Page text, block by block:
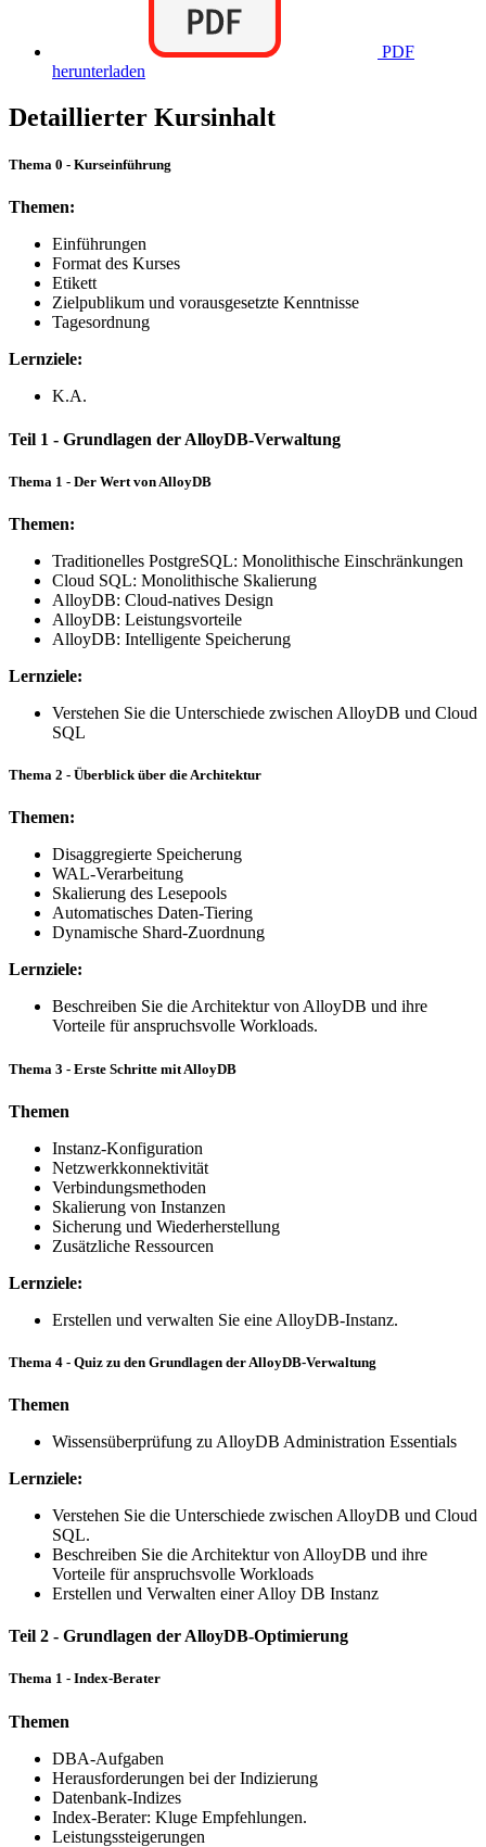
PDF
herunterladen
Detaillierter Kursinhalt
Thema 0 - Kurseinführung
Themen:
Einführungen
Format des Kurses
Etikett
Zielpublikum und vorausgesetzte Kenntnisse
Tagesordnung
Lernziele:
K.A.
Teil 1 - Grundlagen der AlloyDB-Verwaltung
Thema 1 - Der Wert von AlloyDB
Themen:
Traditionelles PostgreSQL: Monolithische Einschränkungen
Cloud SQL: Monolithische Skalierung
AlloyDB: Cloud-natives Design
AlloyDB: Leistungsvorteile
AlloyDB: Intelligente Speicherung
Lernziele:
Verstehen Sie die Unterschiede zwischen AlloyDB und Cloud
SQL
Thema 2 - Überblick über die Architektur
Themen:
Disaggregierte Speicherung
WAL-Verarbeitung
Skalierung des Lesepools
Automatisches Daten-Tiering
Dynamische Shard-Zuordnung
Lernziele:
Beschreiben Sie die Architektur von AlloyDB und ihre
Vorteile für anspruchsvolle Workloads.
Thema 3 - Erste Schritte mit AlloyDB
Themen
Instanz-Konfiguration
Netzwerkkonnektivität
Verbindungsmethoden
Skalierung von Instanzen
Sicherung und Wiederherstellung
Zusätzliche Ressourcen
Lernziele:
Erstellen und verwalten Sie eine AlloyDB-Instanz.
Thema 4 - Quiz zu den Grundlagen der AlloyDB-Verwaltung
Themen
Wissensüberprüfung zu AlloyDB Administration Essentials
Lernziele:
Verstehen Sie die Unterschiede zwischen AlloyDB und Cloud
SQL.
Beschreiben Sie die Architektur von AlloyDB und ihre
Vorteile für anspruchsvolle Workloads
Erstellen und Verwalten einer Alloy DB Instanz
Teil 2 - Grundlagen der AlloyDB-Optimierung
Thema 1 - Index-Berater
Themen
DBA-Aufgaben
Herausforderungen bei der Indizierung
Datenbank-Indizes
Index-Berater: Kluge Empfehlungen.
Leistungssteigerungen